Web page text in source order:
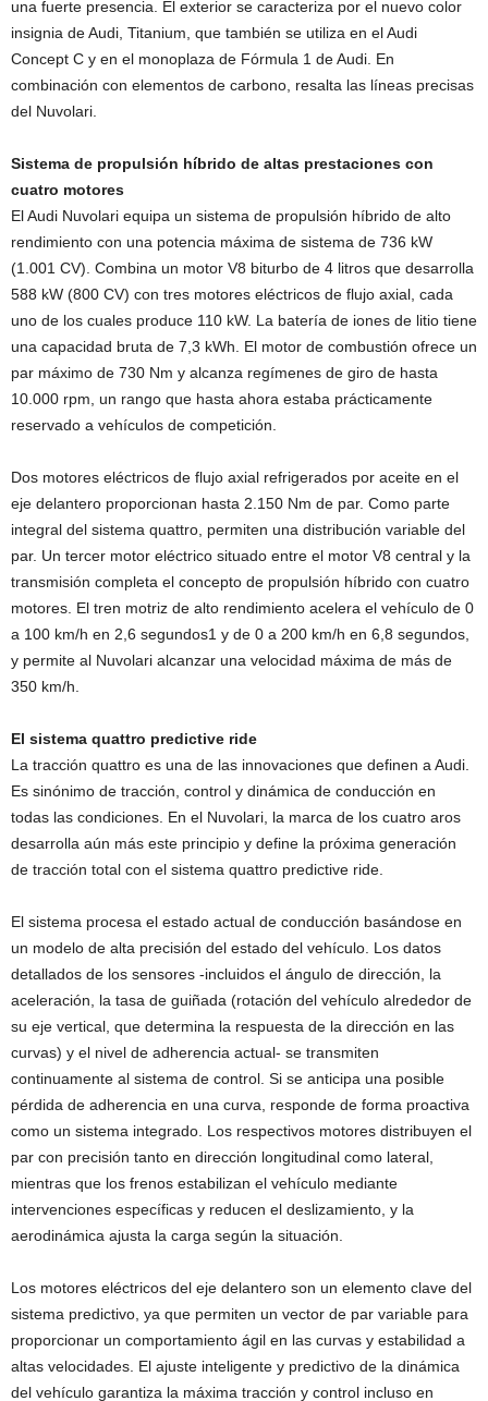
una fuerte presencia. El exterior se caracteriza por el nuevo color
insignia de Audi, Titanium, que también se utiliza en el Audi
Concept C y en el monoplaza de Fórmula 1 de Audi. En
combinación con elementos de carbono, resalta las líneas precisas
del Nuvolari.
Sistema de propulsión híbrido de altas prestaciones con
cuatro motores
El Audi Nuvolari equipa un sistema de propulsión híbrido de alto
rendimiento con una potencia máxima de sistema de 736 kW
(1.001 CV). Combina un motor V8 biturbo de 4 litros que desarrolla
588 kW (800 CV) con tres motores eléctricos de flujo axial, cada
uno de los cuales produce 110 kW. La batería de iones de litio tiene
una capacidad bruta de 7,3 kWh. El motor de combustión ofrece un
par máximo de 730 Nm y alcanza regímenes de giro de hasta
10.000 rpm, un rango que hasta ahora estaba prácticamente
reservado a vehículos de competición.
Dos motores eléctricos de flujo axial refrigerados por aceite en el
eje delantero proporcionan hasta 2.150 Nm de par. Como parte
integral del sistema quattro, permiten una distribución variable del
par. Un tercer motor eléctrico situado entre el motor V8 central y la
transmisión completa el concepto de propulsión híbrido con cuatro
motores. El tren motriz de alto rendimiento acelera el vehículo de 0
a 100 km/h en 2,6 segundos1 y de 0 a 200 km/h en 6,8 segundos,
y permite al Nuvolari alcanzar una velocidad máxima de más de
350 km/h.
El sistema quattro predictive ride
La tracción quattro es una de las innovaciones que definen a Audi.
Es sinónimo de tracción, control y dinámica de conducción en
todas las condiciones. En el Nuvolari, la marca de los cuatro aros
desarrolla aún más este principio y define la próxima generación
de tracción total con el sistema quattro predictive ride.
El sistema procesa el estado actual de conducción basándose en
un modelo de alta precisión del estado del vehículo. Los datos
detallados de los sensores -incluidos el ángulo de dirección, la
aceleración, la tasa de guiñada (rotación del vehículo alrededor de
su eje vertical, que determina la respuesta de la dirección en las
curvas) y el nivel de adherencia actual- se transmiten
continuamente al sistema de control. Si se anticipa una posible
pérdida de adherencia en una curva, responde de forma proactiva
como un sistema integrado. Los respectivos motores distribuyen el
par con precisión tanto en dirección longitudinal como lateral,
mientras que los frenos estabilizan el vehículo mediante
intervenciones específicas y reducen el deslizamiento, y la
aerodinámica ajusta la carga según la situación.
Los motores eléctricos del eje delantero son un elemento clave del
sistema predictivo, ya que permiten un vector de par variable para
proporcionar un comportamiento ágil en las curvas y estabilidad a
altas velocidades. El ajuste inteligente y predictivo de la dinámica
del vehículo garantiza la máxima tracción y control incluso en